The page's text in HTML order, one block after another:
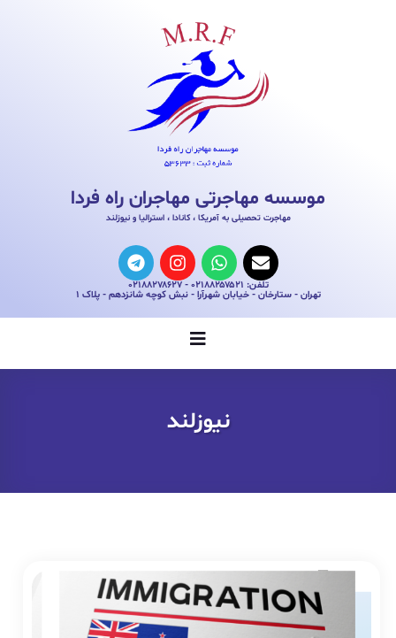
موسسه مهاجرتی مهاجران راه فردا
مهاجرت تحصیلی به آمریکا ، کانادا ، استرالیا و نیوزلند
تلفن: ۰۲۱۸۸۲۵۷۵۲۱ - ۰۲۱۸۸۲۷۸۶۲۷
تهران - ستارخان - خیابان شهرآرا - نبش کوچه شانزدهم - پلاک ۱
نیوزلند